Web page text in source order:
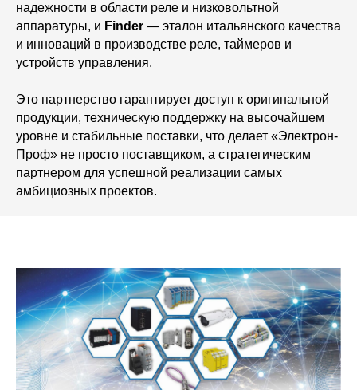
надежности в области реле и низковольтной
аппаратуры, и Finder — эталон итальянского качества
и инноваций в производстве реле, таймеров и
устройств управления.
Это партнерство гарантирует доступ к оригинальной
продукции, техническую поддержку на высочайшем
уровне и стабильные поставки, что делает «Электрон-
Проф» не просто поставщиком, а стратегическим
партнером для успешной реализации самых
амбициозных проектов.